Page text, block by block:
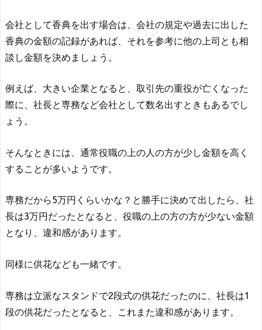
会社として香典を出す場合は、会社の規定や過去に出した
香典の金額の記録があれば、それを参考に他の上司とも相
談し金額を決めましょう。
例えば、大きい企業となると、取引先の重役が亡くなった
際に、社長と専務など会社として数名出すときもあるでし
ょう。
そんなときには、通常役職の上の人の方が少し金額を高く
することが多いようです。
専務だから5万円くらいかな？と勝手に決めて出したら、社
長は3万円だったとなると、役職の上の方の方が少ない金額
となり、違和感があります。
同様に供花なども一緒です。
専務は立派なスタンドで2段式の供花だったのに、社長は1
段の供花だったとなると、これまた違和感があります。